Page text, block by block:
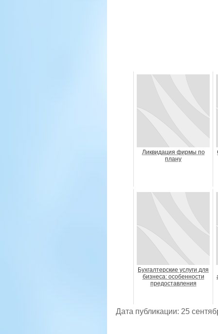
Ликвидация фирмы по
плану
Бухгалтерские услуги для
бизнеса: особенности
предоставления
Дата публикации: 25